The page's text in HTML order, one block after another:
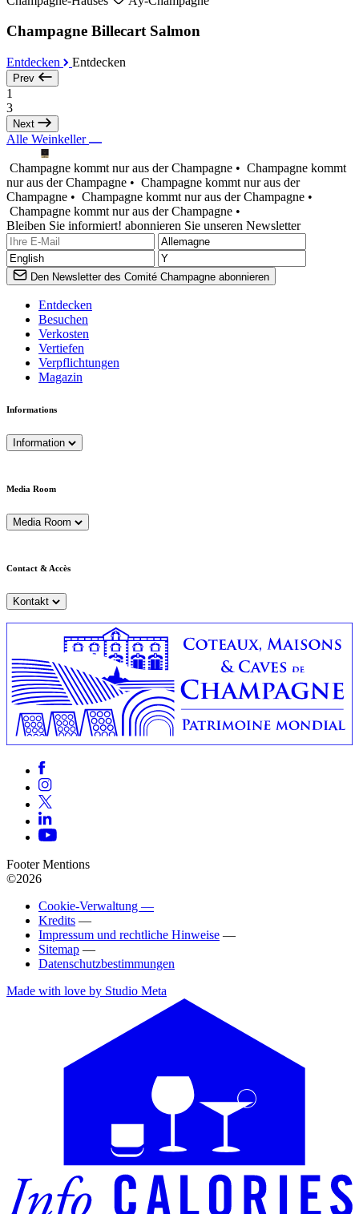
Champagne Billecart Salmon
Entdecken Entdecken
Prev
1
3
Next
Alle Weinkeller
Champagne kommt nur aus der Champagne • Champagne kommt
nur aus der Champagne • Champagne kommt nur aus der
Champagne • Champagne kommt nur aus der Champagne •
Champagne kommt nur aus der Champagne •
Bleiben Sie informiert! abonnieren Sie unseren Newsletter
Den Newsletter des Comité Champagne abonnieren
Entdecken
Besuchen
Verkosten
Vertiefen
Verpflichtungen
Magazin
Informations
Information
Media Room
Media Room
Contact & Accès
Kontakt
Footer Mentions
©2026
Cookie-Verwaltung —
Kredits —
Impressum und rechtliche Hinweise —
Sitemap —
Datenschutzbestimmungen
Made with love by Studio Meta